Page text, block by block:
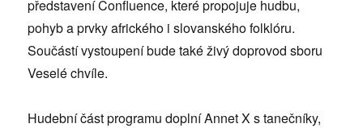
představení Confluence, které propojuje hudbu,
pohyb a prvky afrického i slovanského folklóru.
Součástí vystoupení bude také živý doprovod sboru
Veselé chvíle.
Hudební část programu doplní Annet X s tanečníky,